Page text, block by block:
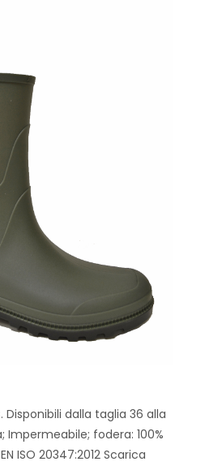
Disponibili dalla taglia 36 alla
fodera: 100%
ISO 20347:2012 Scarica